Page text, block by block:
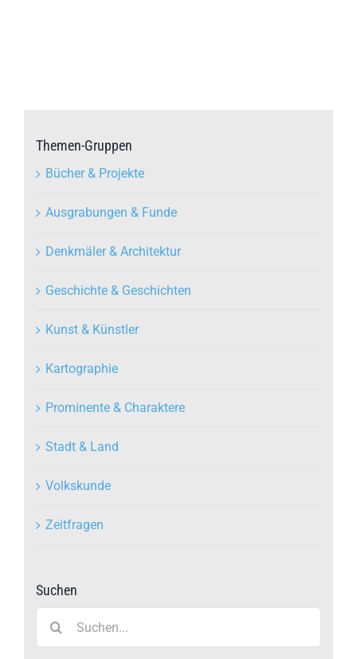
Themen-Gruppen
Bücher & Projekte
Ausgrabungen & Funde
Denkmäler & Architektur
Geschichte & Geschichten
Kunst & Künstler
Kartographie
Prominente & Charaktere
Stadt & Land
Volkskunde
Zeitfragen
Suchen